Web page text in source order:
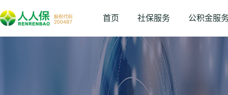
首页 社保服务 公积金服